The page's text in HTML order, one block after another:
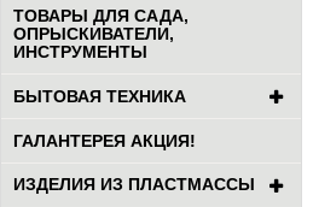
ТОВАРЫ ДЛЯ САДА,
ОПРЫСКИВАТЕЛИ,
ИНСТРУМЕНТЫ
БЫТОВАЯ ТЕХНИКА
ГАЛАНТЕРЕЯ АКЦИЯ!
ИЗДЕЛИЯ ИЗ ПЛАСТМАССЫ